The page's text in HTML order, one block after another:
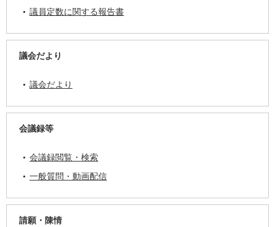
議員定数に関する報告書
議会だより
議会だより
会議録等
会議録閲覧・検索
一般質問・動画配信
請願・陳情